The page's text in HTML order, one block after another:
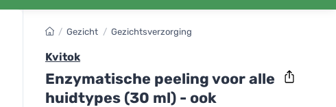
/ Gezicht / Gezichtsverzorging
Kvitok
Enzymatische peeling voor alle
huidtypes (30 ml) - ook